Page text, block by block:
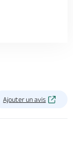
Ajouter un avis